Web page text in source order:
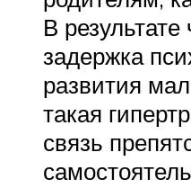
В результате
задержка
развития
такая
связь